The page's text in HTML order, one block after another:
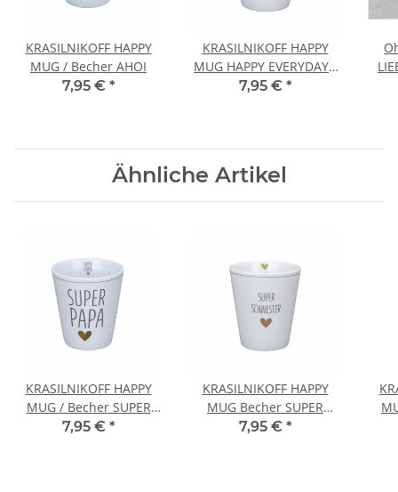
KRASILNIKOFF HAPPY
MUG / Becher AHOI
7,95 € *
KRASILNIKOFF HAPPY
MUG HAPPY EVERYDAY /
Becher
7,95 € *
Ähnliche Artikel
KRASILNIKOFF HAPPY
MUG / Becher SUPER
PAPA
7,95 € *
KRASILNIKOFF HAPPY
MUG Becher SUPER
SCHWESTER
7,95 € *